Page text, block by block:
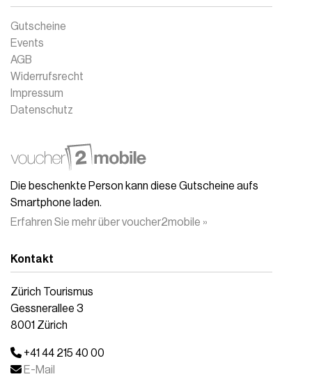
Gutscheine
Events
AGB
Widerrufsrecht
Impressum
Datenschutz
Die beschenkte Person kann diese Gutscheine aufs
Smartphone laden.
Erfahren Sie mehr über voucher2mobile »
Kontakt
Zürich Tourismus
Gessnerallee 3
8001 Zürich
+41 44 215 40 00
E-Mail